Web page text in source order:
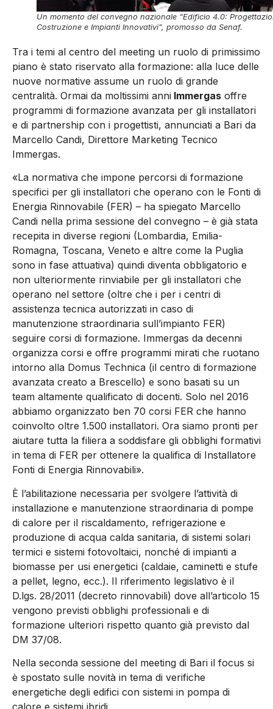
Un momento del convegno nazionale “Edificio 4.0:
Costruzione e Impianti Innovativi”, promosso da Senaf.
Tra i temi al centro del meeting un ruolo di primissimo
piano è stato riservato alla formazione: alla luce delle
nuove normative assume un ruolo di grande
centralità. Ormai da moltissimi anni Immergas offre
programmi di formazione avanzata per gli installatori
e di partnership con i progettisti, annunciati a Bari da
Marcello Candi, Direttore Marketing Tecnico
Immergas.
«La normativa che impone percorsi di formazione
specifici per gli installatori che operano con le Fonti di
Energia Rinnovabile (FER) – ha spiegato Marcello
Candi nella prima sessione del convegno – è già stata
recepita in diverse regioni (Lombardia, Emilia-
Romagna, Toscana, Veneto e altre come la Puglia
sono in fase attuativa) quindi diventa obbligatorio e
non ulteriormente rinviabile per gli installatori che
operano nel settore (oltre che i per i centri di
assistenza tecnica autorizzati in caso di
manutenzione straordinaria sull’impianto FER)
seguire corsi di formazione. Immergas da decenni
organizza corsi e offre programmi mirati che ruotano
intorno alla Domus Technica (il centro di formazione
avanzata creato a Brescello) e sono basati su un
team altamente qualificato di docenti. Solo nel 2016
abbiamo organizzato ben 70 corsi FER che hanno
coinvolto oltre 1.500 installatori. Ora siamo pronti per
aiutare tutta la filiera a soddisfare gli obblighi formativi
in tema di FER per ottenere la qualifica di Installatore
Fonti di Energia Rinnovabili».
È l’abilitazione necessaria per svolgere l’attività di
installazione e manutenzione straordinaria di pompe
di calore per il riscaldamento, refrigerazione e
produzione di acqua calda sanitaria, di sistemi solari
termici e sistemi fotovoltaici, nonché di impianti a
biomasse per usi energetici (caldaie, caminetti e stufe
a pellet, legno, ecc.). Il riferimento legislativo è il
D.lgs. 28/2011 (decreto rinnovabili) dove all’articolo 15
vengono previsti obblighi professionali e di
formazione ulteriori rispetto quanto già previsto dal
DM 37/08.
Nella seconda sessione del meeting di Bari il focus si
è spostato sulle novità in tema di verifiche
energetiche degli edifici con sistemi in pompa di
calore e sistemi ibridi.